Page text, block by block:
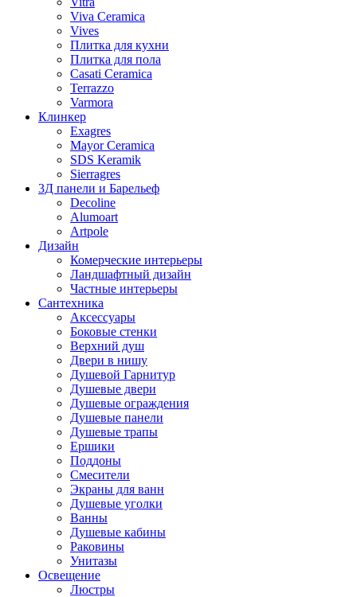
Viva Ceramica
Vives
Плитка для кухни
Плитка для пола
Casati Ceramica
Terrazzo
Varmora
Клинкер
Exagres
Mayor Ceramica
SDS Keramik
Sierragres
3Д панели и Барельеф
Decoline
Alumoart
Artpole
Дизайн
Комерческие интерьеры
Ландшафтный дизайн
Частные интерьеры
Сантехника
Аксессуары
Боковые стенки
Верхний душ
Двери в нишу
Душевой Гарнитур
Душевые двери
Душевые ограждения
Душевые панели
Душевые трапы
Ершики
Поддоны
Смесители
Экраны для ванн
Душевые уголки
Ванны
Душевые кабины
Раковины
Унитазы
Освещение
Люстры